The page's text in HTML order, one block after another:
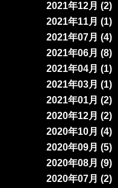
2021年12月 (2)
2021年11月 (1)
2021年07月 (4)
2021年06月 (8)
2021年04月 (1)
2021年03月 (1)
2021年01月 (2)
2020年12月 (2)
2020年10月 (4)
2020年09月 (5)
2020年08月 (9)
2020年07月 (2)